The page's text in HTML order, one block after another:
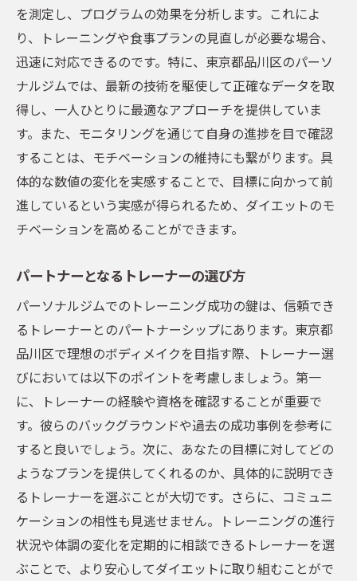
を測定し、プログラムの効果を分析します。これによ
り、トレーニングや食事プランの見直しが必要な場合、
迅速に対応できるのです。特に、東京都品川区のパーソ
ナルジムでは、最新の技術を駆使して正確なデータを取
得し、一人ひとりに最適なアプローチを提供していま
す。また、モニタリングを通じて自身の進捗を目で確認
することは、モチベーションの維持にも繋がります。具
体的な数値の変化を実感することで、目標に向かって前
進しているという実感が得られるため、ダイエットのモ
チベーションを高めることができます。
パートナーとなるトレーナーの選び方
パーソナルジムでのトレーニング成功の鍵は、信頼でき
るトレーナーとのパートナーシップにあります。東京都
品川区で理想のボディメイクを目指す際、トレーナー選
びにおいては以下のポイントを考慮しましょう。第一
に、トレーナーの経験や資格を確認することが重要で
す。彼らのバックグラウンドや過去の成功事例を参考に
すると良いでしょう。次に、あなたの目標に対してどの
ようなプランを提供してくれるのか、具体的に説明でき
るトレーナーを選ぶことが大切です。さらに、コミュニ
ケーションの相性も見逃せません。トレーニングの進行
状況や体調の変化を定期的に相談できるトレーナーを選
ぶことで、より安心してダイエットに取り組むことがで